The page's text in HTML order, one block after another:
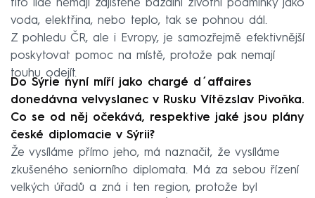
tito lidé nemají zajištěné bazální životní podmínky jako
voda, elektřina, nebo teplo, tak se pohnou dál.
Z pohledu ČR, ale i Evropy, je samozřejmě efektivnější
poskytovat pomoc na místě, protože pak nemají
touhu odejít.
Do Sýrie nyní míří jako chargé d´affaires
donedávna velvyslanec v Rusku Vítězslav Pivoňka.
Co se od něj očekává, respektive jaké jsou plány
české diplomacie v Sýrii?
Že vysíláme přímo jeho, má naznačit, že vysíláme
zkušeného seniorního diplomata. Má za sebou řízení
velkých úřadů a zná i ten region, protože byl